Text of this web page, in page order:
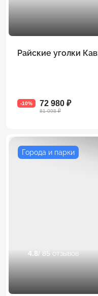
-10% 72 980 ₽
81 098 ₽
Города и парки
4.8/ 85 отзывов